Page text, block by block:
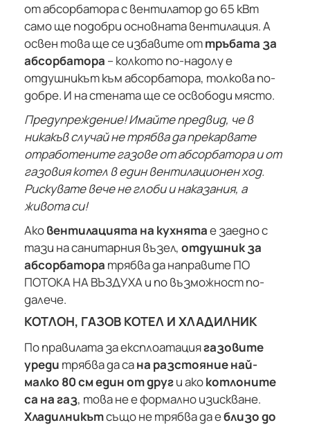
от абсорбатора с вентилатор до 65 кВт
само ще подобри основната вентилация. А
освен това ще се избавите оттръбата за
абсорбатора – колкото по-надолу е
отдушникът към абсорбатора, толкова по-
добре. И на стената ще се освободи място.
Предупреждение! Имайте предвид, че в
никакъв случай не трябва да прекарвате
отработените газове от абсорбатора и от
газовия котел в един вентилационен ход.
Рискувате вече не глоби и наказания, а
живота си!
Аковентилацията на кухнятае заедно с
тази на санитарния възел, отдушник за
абсорбатора трябва да направите ПО
ПОТОКА НА ВЪЗДУХА и по възможност по-
далече.
КОТЛОН, ГАЗОВ КОТЕЛ И ХЛАДИЛНИК
По правилата за експлоатациягазовите
уреди трябва да сана разстояние най-
малко 80 см един от други акокотлоните
са на газ, това не е формално изискване.
Хладилникътсъщо не трябва да еблизо до